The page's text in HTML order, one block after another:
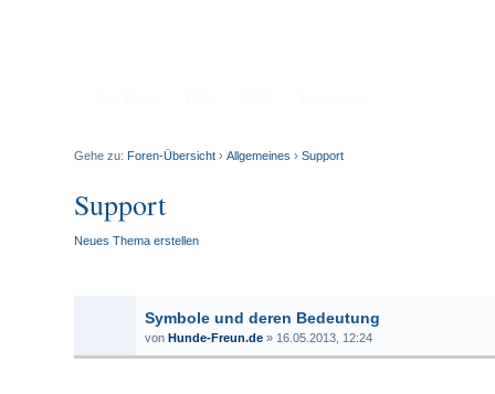
Gehe zu: Foren-Übersicht ›Allgemeines ›Support
Support
Neues Thema erstellen
Symbole und deren Bedeutung
vonHunde-Freun.de » 16.05.2013, 12:24